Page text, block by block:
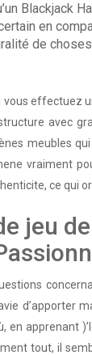
Blackjack
en
de
vous effectuez
avec
meubles
vraiment
ce qui
jeu
d’apporter
en apprenant
tout, il